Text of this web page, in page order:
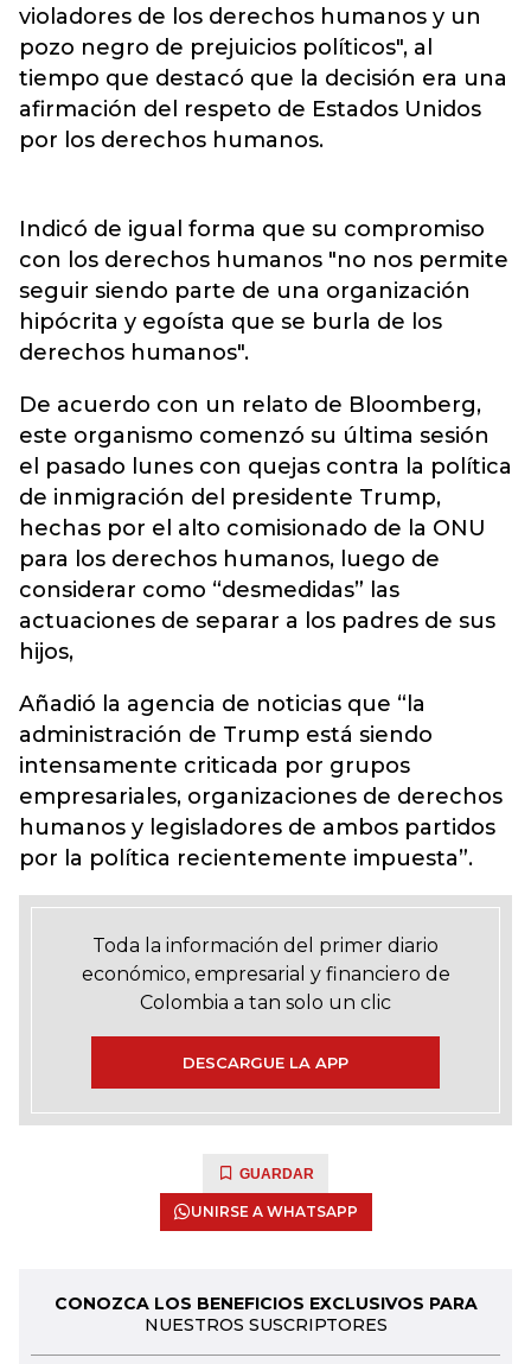
violadores de los derechos humanos y un
pozo negro de prejuicios políticos", al
tiempo que destacó que la decisión era una
afirmación del respeto de Estados Unidos
por los derechos humanos.
Indicó de igual forma que su compromiso
con los derechos humanos "no nos permite
seguir siendo parte de una organización
hipócrita y egoísta que se burla de los
derechos humanos".
De acuerdo con un relato de Bloomberg,
este organismo comenzó su última sesión
el pasado lunes con quejas contra la política
de inmigración del presidente Trump,
hechas por el alto comisionado de la ONU
para los derechos humanos, luego de
considerar como “desmedidas” las
actuaciones de separar a los padres de sus
hijos,
Añadió la agencia de noticias que “la
administración de Trump está siendo
intensamente criticada por grupos
empresariales, organizaciones de derechos
humanos y legisladores de ambos partidos
por la política recientemente impuesta”.
Toda la información del primer diario
económico, empresarial y financiero de
Colombia a tan solo un clic
DESCARGUE LA APP
GUARDAR
UNIRSE A WHATSAPP
CONOZCA LOS BENEFICIOS EXCLUSIVOS PARA
NUESTROS SUSCRIPTORES